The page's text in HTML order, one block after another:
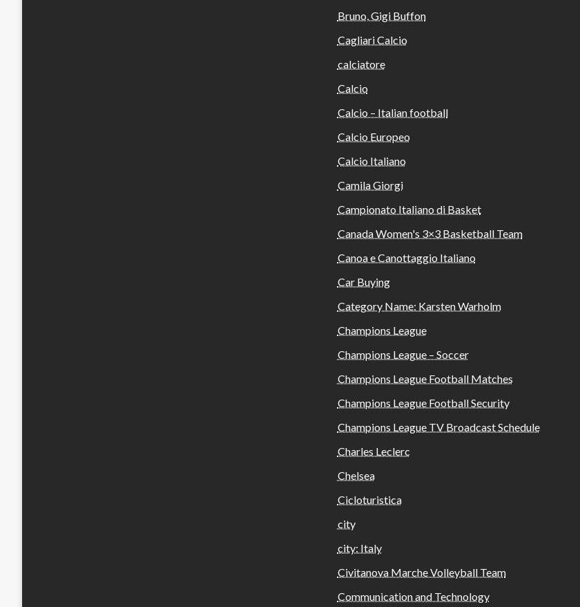
Bruno, Gigi Buffon
Cagliari Calcio
calciatore
Calcio
Calcio – Italian football
Calcio Europeo
Calcio Italiano
Camila Giorgi
Campionato Italiano di Basket
Canada Women's 3×3 Basketball Team
Canoa e Canottaggio Italiano
Car Buying
Category Name: Karsten Warholm
Champions League
Champions League – Soccer
Champions League Football Matches
Champions League Football Security
Champions League TV Broadcast Schedule
Charles Leclerc
Chelsea
Cicloturistica
city
city: Italy
Civitanova Marche Volleyball Team
Communication and Technology